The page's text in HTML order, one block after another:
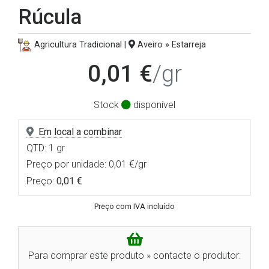
Rúcula
Agricultura Tradicional | Aveiro » Estarreja
0,01 €/gr
Stock disponível
Em local a combinar
QTD: 1 gr
Preço por unidade: 0,01 €/gr
Preço: 0,01 €
Preço com IVA incluído
Para comprar este produto » contacte o produtor: